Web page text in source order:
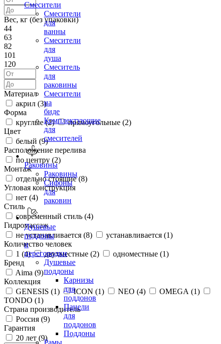
Смесители
Смесители
для
ванны
Смесители
для
душа
Смеситель
для
раковины
Смесители
на
биде
Комплектующие
для
смесителей
Раковины
Раковины
Сифоны
для
раковин
Душевые
поддоны
и
перегородки
Душевые
поддоны
Карнизы
для
поддонов
Панели
для
поддонов
Поддоны
Вес, кг (без упаковки)
44
63
82
101
120
Материал
акрил (3)
Форма
круглые (2) прямоугольные (2)
Цвет
белый (9)
Расположение перелива
по центру (2)
Монтаж
отдельно стоящие (8)
Угловая конструкция
нет (4)
Стиль
современный стиль (4)
Гидромассаж
не устанавливается (8) устанавливается (1)
Количество человек
1 (4) двухместные (2) одноместные (1)
Бренд
Aima (9)
Коллекция
GENESIS (1) ICON (1) NEO (4) OMEGA (1)
TONDO (1)
Страна производитель
Россия (9)
Гарантия
20 лет (9)